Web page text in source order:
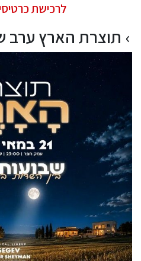
לרכישת
תוצרת הארץ ערב